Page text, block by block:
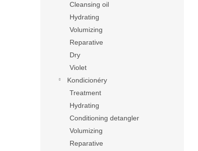
Cleansing oil
Hydrating
Volumizing
Reparative
Dry
Violet
Kondicionéry
Treatment
Hydrating
Conditioning detangler
Volumizing
Reparative